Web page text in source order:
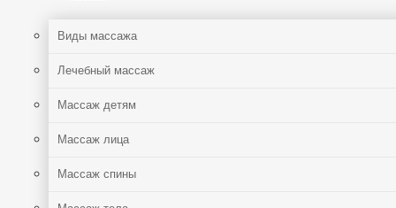
Виды массажа
Лечебный массаж
Массаж детям
Массаж лица
Массаж спины